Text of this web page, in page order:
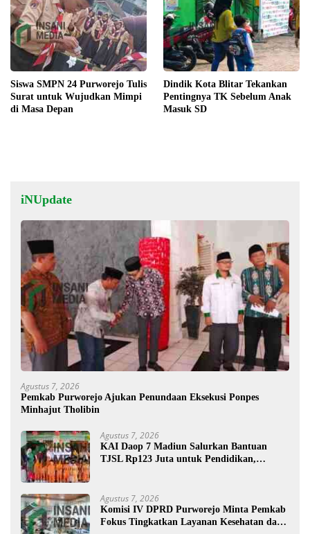
Siswa SMPN 24 Purworejo Tulis
Surat untuk Wujudkan Mimpi
di Masa Depan
Dindik Kota Blitar Tekankan
Pentingnya TK Sebelum Anak
Masuk SD
iNUpdate
Agustus 7, 2026
Pemkab Purworejo Ajukan Penundaan Eksekusi Ponpes
Minhajut Tholibin
Agustus 7, 2026
KAI Daop 7 Madiun Salurkan Bantuan
TJSL Rp123 Juta untuk Pendidikan,
Agustus 7, 2026
Komisi IV DPRD Purworejo Minta Pemkab
Fokus Tingkatkan Layanan Kesehatan dan